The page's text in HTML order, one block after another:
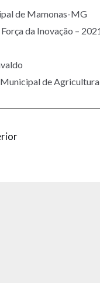
de Mamonas-MG
da Inovação –
de